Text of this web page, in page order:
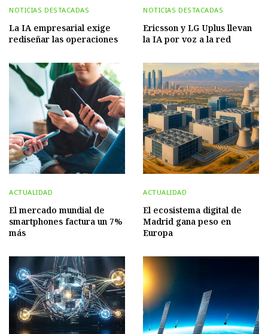
NOTICIAS DESTACADAS
La IA empresarial exige
rediseñar las operaciones
NOTICIAS DESTACADAS
Ericsson y LG Uplus llevan
la IA por voz a la red
ACTUALIDAD
El mercado mundial de
smartphones factura un 7%
más
ACTUALIDAD
El ecosistema digital de
Madrid gana peso en
Europa